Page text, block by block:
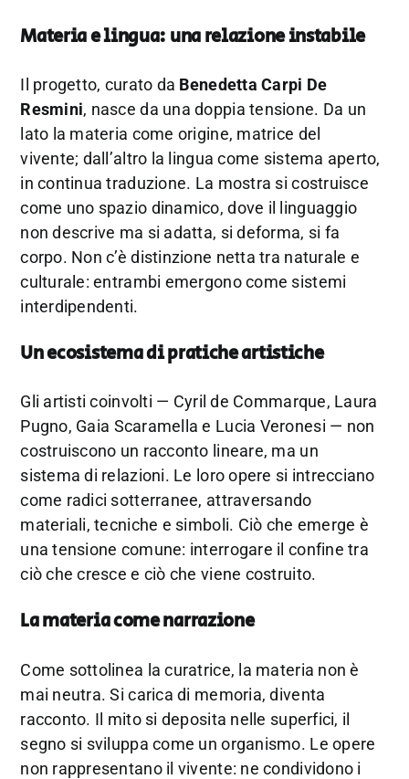
Materia e lingua: una relazione instabile
Il progetto, curato da Benedetta Carpi De
Resmini, nasce da una doppia tensione. Da un
lato la materia come origine, matrice del
vivente; dall’altro la lingua come sistema aperto,
in continua traduzione. La mostra si costruisce
come uno spazio dinamico, dove il linguaggio
non descrive ma si adatta, si deforma, si fa
corpo. Non c’è distinzione netta tra naturale e
culturale: entrambi emergono come sistemi
interdipendenti.
Un ecosistema di pratiche artistiche
Gli artisti coinvolti — Cyril de Commarque, Laura
Pugno, Gaia Scaramella e Lucia Veronesi — non
costruiscono un racconto lineare, ma un
sistema di relazioni. Le loro opere si intrecciano
come radici sotterranee, attraversando
materiali, tecniche e simboli. Ciò che emerge è
una tensione comune: interrogare il confine tra
ciò che cresce e ciò che viene costruito.
La materia come narrazione
Come sottolinea la curatrice, la materia non è
mai neutra. Si carica di memoria, diventa
racconto. Il mito si deposita nelle superfici, il
segno si sviluppa come un organismo. Le opere
non rappresentano il vivente: ne condividono i